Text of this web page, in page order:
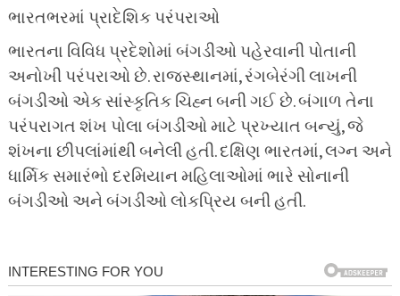
ભારતભરમાં પ્રાદેશિક પરંપરાઓ
ભારતના વિવિધ પ્રદેશોમાં બંગડીઓ પહેરવાની પોતાની
અનોખી પરંપરાઓ છે. રાજસ્થાનમાં, રંગબેરંગી લાખની
બંગડીઓ એક સાંસ્કૃતિક ચિહ્ન બની ગઈ છે. બંગાળ તેના
પરંપરાગત શંખ પોલા બંગડીઓ માટે પ્રખ્યાત બન્યું, જે
શંખના છીપલાંમાંથી બનેલી હતી. દક્ષિણ ભારતમાં, લગ્ન અને
ધાર્મિક સમારંભો દરમિયાન મહિલાઓમાં ભારે સોનાની
બંગડીઓ અને બંગડીઓ લોકપ્રિય બની હતી.